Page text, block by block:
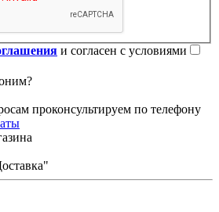
и согласен с условиями
проконсультируем по телефону